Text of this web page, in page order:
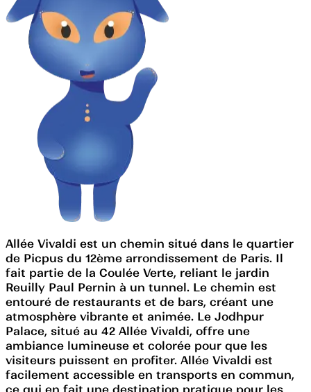
Allée Vivaldi est un chemin situé dans le quartier
de Picpus du 12ème arrondissement de Paris. Il
fait partie de la Coulée Verte, reliant le jardin
Reuilly Paul Pernin à un tunnel. Le chemin est
entouré de restaurants et de bars, créant une
atmosphère vibrante et animée. Le Jodhpur
Palace, situé au 42 Allée Vivaldi, offre une
ambiance lumineuse et colorée pour que les
visiteurs puissent en profiter. Allée Vivaldi est
facilement accessible en transports en commun,
ce qui en fait une destination pratique pour les